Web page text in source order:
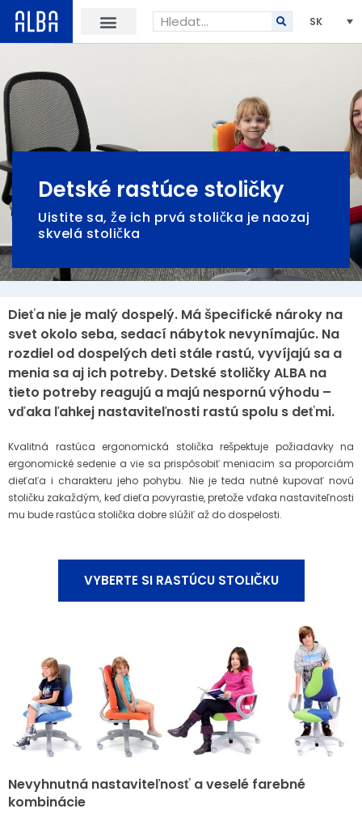
SK
Detské rastúce stoličky
Uistite sa, že ich prvá stolička je naozaj
skvelá stolička
Dieťa nie je malý dospelý. Má špecifické nároky na
svet okolo seba, sedací nábytok nevynímajúc. Na
rozdiel od dospelých deti stále rastú, vyvíjajú sa a
menia sa aj ich potreby. Detské stoličky ALBA na
tieto potreby reagujú a majú nespornú výhodu –
vďaka ľahkej nastaviteľnosti rastú spolu s deťmi.
Kvalitná rastúca ergonomická stolička rešpektuje požiadavky na
ergonomické sedenie a vie sa prispôsobiť meniacim sa proporciám
dieťaťa i charakteru jeho pohybu. Nie je teda nutné kupovať novú
stoličku zakaždým, keď dieťa povyrastie, pretože vďaka nastaviteľnosti
mu bude rastúca stolička dobre slúžiť až do dospelosti.
VYBERTE SI RASTÚCU STOLIČKU
Nevyhnutná nastaviteľnosť a veselé farebné
kombinácie